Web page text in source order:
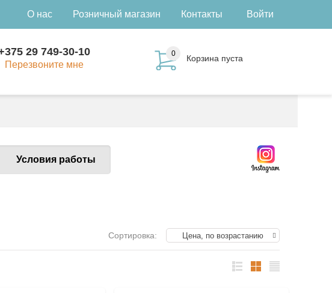
Войти
О нас Розничный магазин Контакты
0 Корзина пуста
29 749-30-10
Перезвоните мне
Условия работы
Сортировка: Цена, по возрастанию